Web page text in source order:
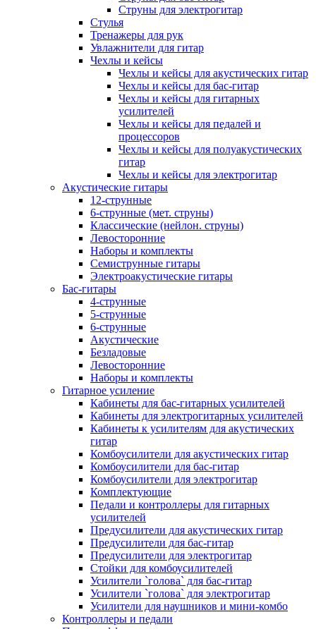
Струны для электрогитар
Стулья
Тренажеры для рук
Увлажнители для гитар
Чехлы и кейсы
Чехлы и кейсы для акустических гитар
Чехлы и кейсы для бас-гитар
Чехлы и кейсы для гитарных
усилителей
Чехлы и кейсы для педалей и
процессоров
Чехлы и кейсы для полуакустических
гитар
Чехлы и кейсы для электрогитар
Акустические гитары
12-струнные
6-струнные (мет. струны)
Классические (нейлон. струны)
Левосторонние
Наборы и комплекты
Семиструнные гитары
Электроакустические гитары
Бас-гитары
4-струнные
5-струнные
6-струнные
Акустические
Безладовые
Левосторонние
Наборы и комплекты
Гитарное усиление
Кабинеты для бас-гитарных усилителей
Кабинеты для электрогитарных усилителей
Кабинеты к усилителям для акустических
гитар
Комбоусилители для акустических гитар
Комбоусилители для бас-гитар
Комбоусилители для электрогитар
Комплектующие
Педали и контроллеры для гитарных
усилителей
Предусилители для акустических гитар
Предусилители для бас-гитар
Предусилители для электрогитар
Стойки для комбоусилителей
Усилители `голова` для бас-гитар
Усилители `голова` для электрогитар
Усилители для наушников и мини-комбо
Контроллеры и педали